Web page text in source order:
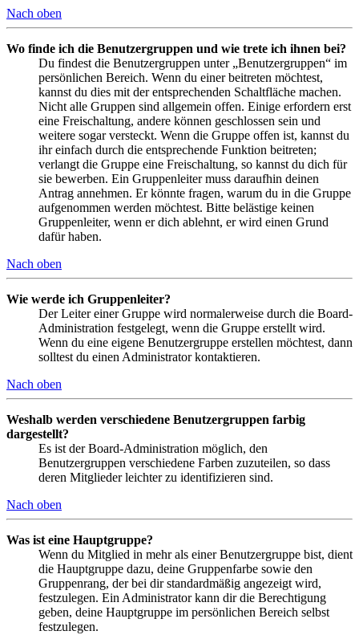
Nach oben
Wo finde ich die Benutzergruppen und wie trete ich ihnen bei?
Du findest die Benutzergruppen unter „Benutzergruppen“ im
persönlichen Bereich. Wenn du einer beitreten möchtest,
kannst du dies mit der entsprechenden Schaltfläche machen.
Nicht alle Gruppen sind allgemein offen. Einige erfordern erst
eine Freischaltung, andere können geschlossen sein und
weitere sogar versteckt. Wenn die Gruppe offen ist, kannst du
ihr einfach durch die entsprechende Funktion beitreten;
verlangt die Gruppe eine Freischaltung, so kannst du dich für
sie bewerben. Ein Gruppenleiter muss daraufhin deinen
Antrag annehmen. Er könnte fragen, warum du in die Gruppe
aufgenommen werden möchtest. Bitte belästige keinen
Gruppenleiter, wenn er dich ablehnt, er wird einen Grund
dafür haben.
Nach oben
Wie werde ich Gruppenleiter?
Der Leiter einer Gruppe wird normalerweise durch die Board-
Administration festgelegt, wenn die Gruppe erstellt wird.
Wenn du eine eigene Benutzergruppe erstellen möchtest, dann
solltest du einen Administrator kontaktieren.
Nach oben
Weshalb werden verschiedene Benutzergruppen farbig
dargestellt?
Es ist der Board-Administration möglich, den
Benutzergruppen verschiedene Farben zuzuteilen, so dass
deren Mitglieder leichter zu identifizieren sind.
Nach oben
Was ist eine Hauptgruppe?
Wenn du Mitglied in mehr als einer Benutzergruppe bist, dient
die Hauptgruppe dazu, deine Gruppenfarbe sowie den
Gruppenrang, der bei dir standardmäßig angezeigt wird,
festzulegen. Ein Administrator kann dir die Berechtigung
geben, deine Hauptgruppe im persönlichen Bereich selbst
festzulegen.